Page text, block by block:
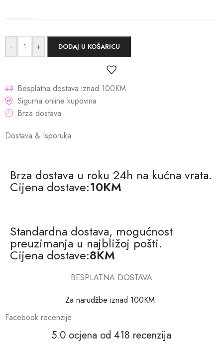
- + DODAJ U KOŠARICU
Besplatna dostava iznad 100KM
Sigurna online kupovina
Brza dostava
Dostava & Isporuka
Brza dostava u roku 24h na kućna vrata.
Cijena dostave:10KM
Standardna dostava, mogućnost
preuzimanja u najbližoj pošti.
Cijena dostave:8KM
BESPLATNA DOSTAVA
Za narudžbe iznad 100KM.
Facebook recenzije
5.0 ocjena od 418 recenzija